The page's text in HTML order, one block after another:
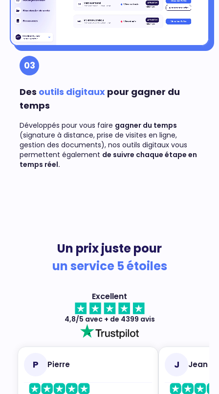
03
Des outils digitaux pour gagner du
temps
Développés pour vous faire gagner du temps
(signature à distance, prise de visites en ligne,
gestion des documents), nos outils digitaux vous
permettent également de suivre chaque étape en
temps réel.
Un prix juste pour
un service 5 étoiles
Excellent
4,8/5 avec + de 4399 avis
P Pierre J Jean